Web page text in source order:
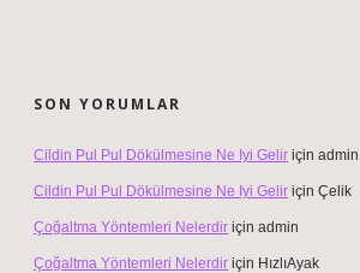
SON YORUMLAR
Cildin Pul Pul Dökülmesine Ne Iyi Gelir için admin
Cildin Pul Pul Dökülmesine Ne Iyi Gelir için Çelik
Çoğaltma Yöntemleri Nelerdir için admin
Çoğaltma Yöntemleri Nelerdir için HızlıAyak